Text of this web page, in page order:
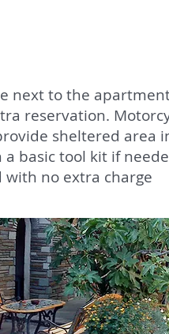
next to the
reservation.
sheltered area
basic tool kit if
no extra charge